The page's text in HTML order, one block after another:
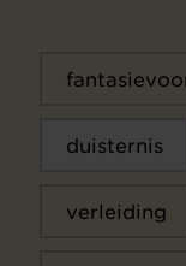
duisternis
verleiding